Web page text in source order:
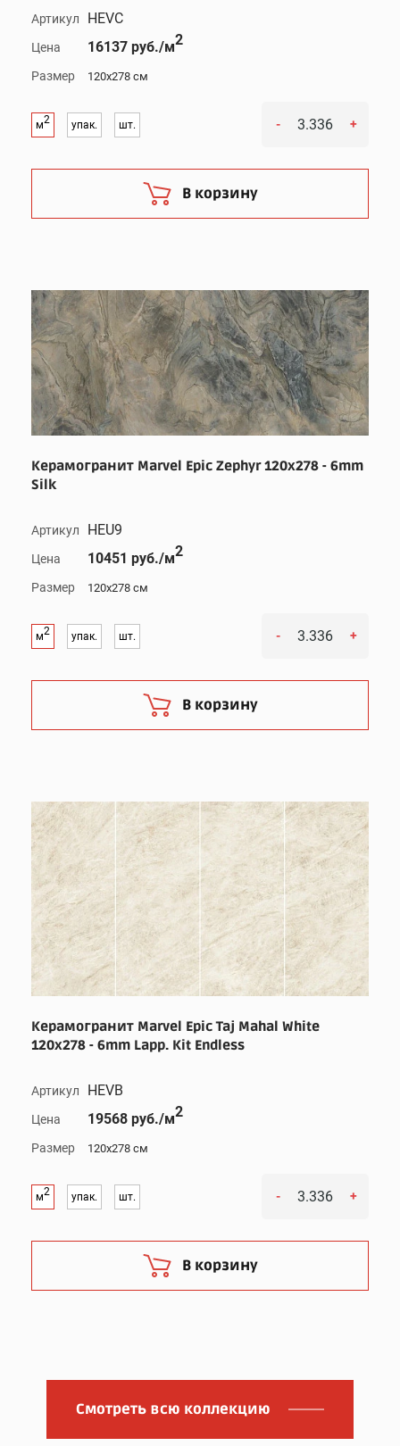
Артикул HEVC
Цена 16137 руб./м2
Размер 120x278 см
м2 упак. шт. - +
В корзину
Керамогранит Marvel Epic Zephyr 120x278 - 6mm
Silk
Артикул HEU9
Цена 10451 руб./м2
Размер 120x278 см
м2 упак. шт. - +
В корзину
Керамогранит Marvel Epic Taj Mahal White
120x278 - 6mm Lapp. Kit Endless
Артикул HEVB
Цена 19568 руб./м2
Размер 120x278 см
м2 упак. шт. - +
В корзину
Смотреть всю коллекцию